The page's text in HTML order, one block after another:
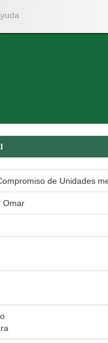
de Unidades
Omar